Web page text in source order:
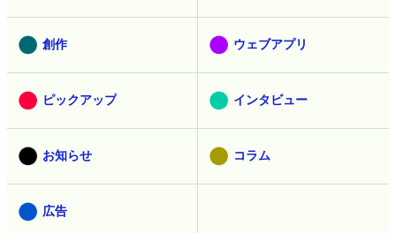
創作 ウェブアプリ
ピックアップ インタビュー
お知らせ コラム
広告